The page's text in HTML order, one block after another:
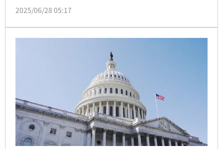
2025/06/28 05:17